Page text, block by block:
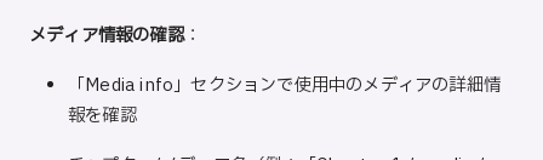
メディア情報の確認：
「Media info」セクションで使用中のメディアの詳細情
報を確認